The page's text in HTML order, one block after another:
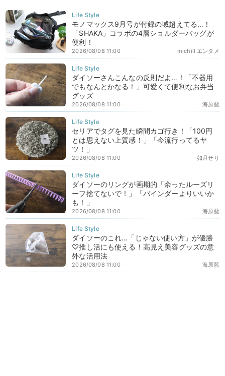
モノマックス9月号が付録の域超えてる…！
「SHAKA」コラボの4層ショルダーバッグが
便利！
michill エンタメ
2026/08/08 11:00
ダイソーさんこんなの反則だよ…！「不器用
でもなんとかなる！」可愛くて便利なお弁当
グッズ
海原藍
2026/08/08 11:00
セリアでタグを見た瞬間カゴ行き！「100円
とは思えない上質感！」「今流行ってるヤ
ツ！」
如月せり
2026/08/08 11:00
ダイソーのリングが画期的「余ったルーズリ
ーフ捨てないで！」「バインダーよりいいか
も！」
海原藍
2026/08/08 11:00
ダイソーのこれ…「じゃない使い方」が優勝
♡推し活にも使える！高見え美容グッズの意
外な活用法
海原藍
2026/08/08 11:00